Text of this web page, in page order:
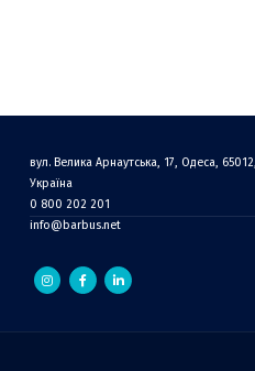
вул. Велика Арнаутська, 17, Одеса, 65012,
Україна
0 800 202 201
info@barbus.net